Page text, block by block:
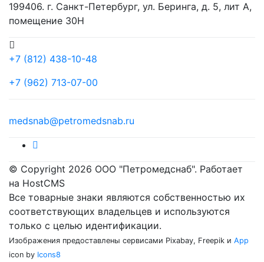
199406. г. Санкт-Петербург, ул. Беринга, д. 5, лит А,
помещение 30Н
+7 (812) 438-10-48
+7 (962) 713-07-00
medsnab@petromedsnab.ru
© Copyright 2026 ООО "Петромедснаб". Работает
на HostCMS
Все товарные знаки являются собственностью их
соответствующих владельцев и используются
только с целью идентификации.
Изображения предоставлены сервисами Pixabay, Freepik и App
icon by Icons8